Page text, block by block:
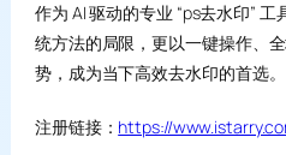
作为 AI 驱动的专业 “ps去水印”
统方法的局限，更以一键操作、
势，成为当下高效去水印的首选。
注册链接： https://